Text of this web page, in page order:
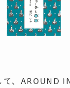
、AROUND